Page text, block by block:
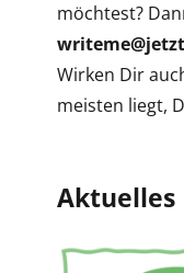
möchtest?
Wirken Dir
meisten liegt,
Aktuelles